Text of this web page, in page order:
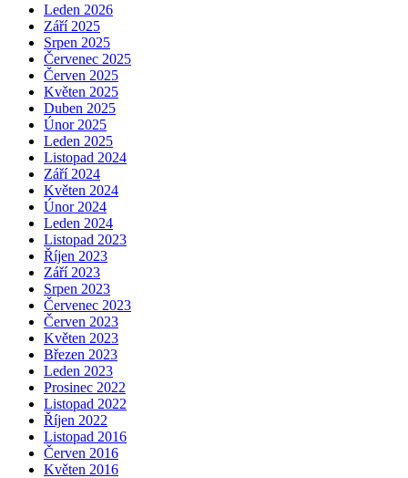
Leden 2026
Září 2025
Srpen 2025
Červenec 2025
Červen 2025
Květen 2025
Duben 2025
Únor 2025
Leden 2025
Listopad 2024
Září 2024
Květen 2024
Únor 2024
Leden 2024
Listopad 2023
Říjen 2023
Září 2023
Srpen 2023
Červenec 2023
Červen 2023
Květen 2023
Březen 2023
Leden 2023
Prosinec 2022
Listopad 2022
Říjen 2022
Listopad 2016
Červen 2016
Květen 2016